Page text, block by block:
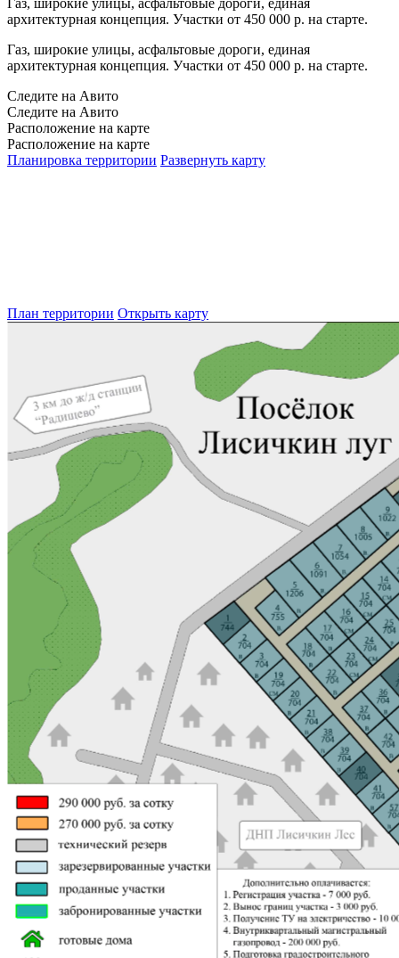
архитектурная концепция. Участки от 450 000 р. на старте.
Газ, широкие улицы, асфальтовые дороги, единая
архитектурная концепция. Участки от 450 000 р. на старте.
Следите на Авито
Следите на Авито
Расположение на карте
Расположение на карте
Планировка территории Развернуть карту
План территории Открыть карту